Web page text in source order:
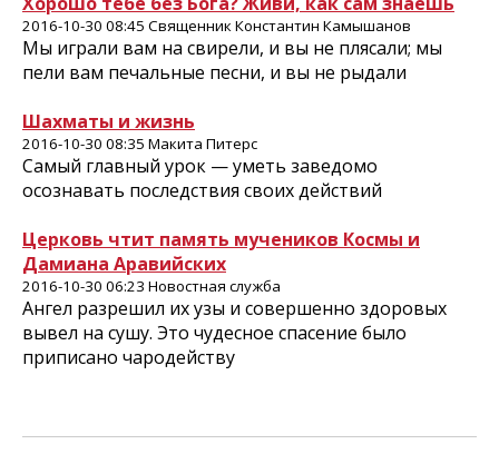
2016-10-30 08:45 Священник Константин Камышанов
Мы играли вам на свирели, и вы не плясали; мы
пели вам печальные песни, и вы не рыдали
Шахматы и жизнь
2016-10-30 08:35 Макита Питерс
Самый главный урок — уметь заведомо
осознавать последствия своих действий
Церковь чтит память мучеников Космы и
Дамиана Аравийских
2016-10-30 06:23 Новостная служба
Ангел разрешил их узы и совершенно здоровых
вывел на сушу. Это чудесное спасение было
приписано чародейству